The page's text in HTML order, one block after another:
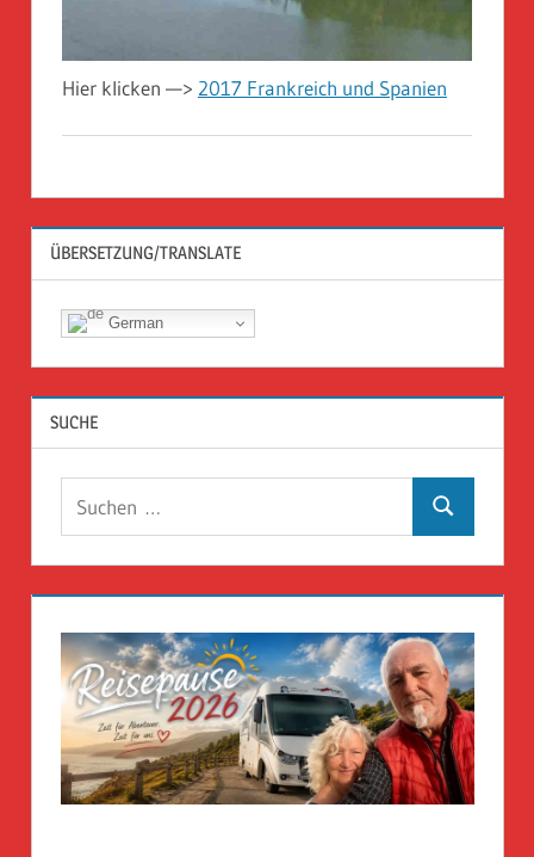
Hier klicken —> 2017 Frankreich und Spanien
ÜBERSETZUNG/TRANSLATE
German
SUCHE
Suchen